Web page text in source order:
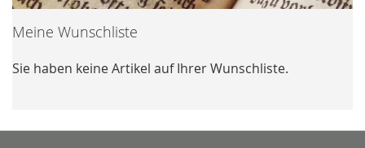
Meine Wunschliste
Sie haben keine Artikel auf Ihrer Wunschliste.